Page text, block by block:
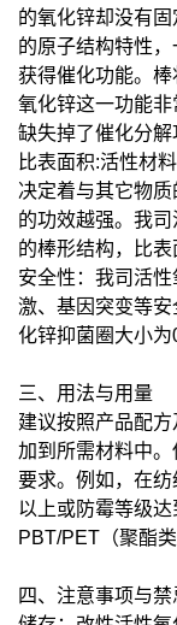
的氧化锌却没有
的原子结构特性，
获得催化功能。
氧化锌这一功能非
缺失掉了催化分解
比表面积:活性材
决定着与其它物
的功效越强。我
的棒形结构，比表
安全性：我司活
激、基因突变等
化锌抑菌圈大小为
三、用法与用量
建议按照产品配
加到所需材料中
要求。例如，在
以上或防霉等级
PBT/PET（聚酯
四、注意事项与禁